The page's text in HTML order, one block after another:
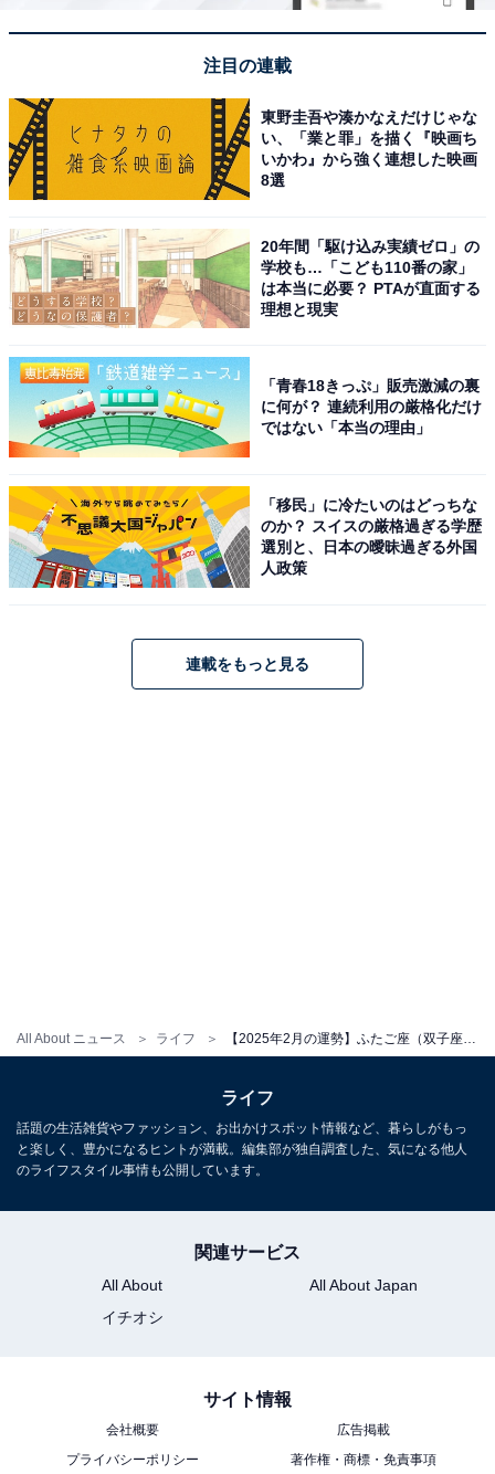
All About ニュース ライフ
占い師＆イラストレータープロフィール
占い師：章月 綾乃
占い、心理テストの執筆、監修。雑誌、Web、広告
タイアップ記事などを多数手がけています。
イラストレーター：tokico
タウン情報誌の営業、住宅情報誌の編集を経てフリ
注目の連載
東野圭吾や湊かなえだけじゃな
い、「業と罪」を描く『映画ち
いかわ』から強く連想した映画
8選
20年間「駆け込み実績ゼロ」の
学校も…「こども110番の家」
は本当に必要？ PTAが直面する
理想と現実
「青春18きっぷ」販売激減の裏
に何が？ 連続利用の厳格化だけ
ではない「本当の理由」
「移民」に冷たいのはどっちな
のか？ スイスの厳格過ぎる学歴
選別と、日本の曖昧過ぎる外国
人政策
連載をもっと見る
ライフ
話題の生活雑貨やファッション、お出かけスポット情報など、暮らしがもっ
と楽しく、豊かになるヒントが満載。編集部が独自調査した、気になる他人
のライフスタイル事情も公開しています。
関連サービス
All About
All About Japan
イチオシ
サイト情報
会社概要
広告掲載
プライバシーポリシー
著作権・商標・免責事項